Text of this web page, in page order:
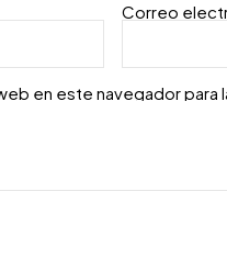
Correo
en este navegador para